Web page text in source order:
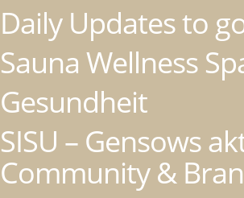
Daily Updates to
Sauna Wellness
Gesundheit
SISU – Gensows
Community &